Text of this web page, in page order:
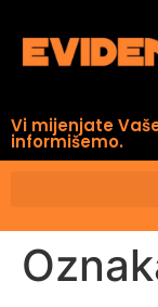
Vi mijenjate
informišemo.